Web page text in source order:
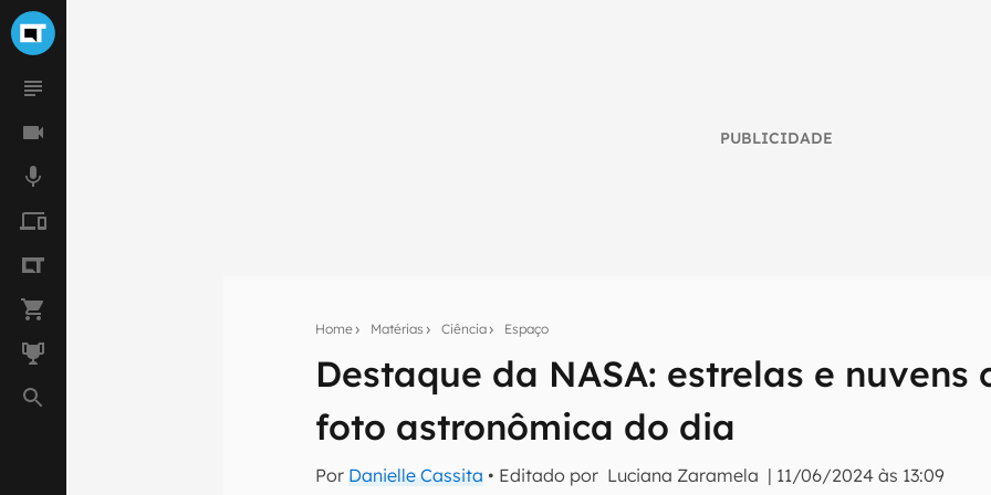
PUBLICIDADE
Home Matérias Ciência Espaço
Destaque da NASA: estrelas e nuvens
foto astronômica do dia
Por Danielle Cassita • Editado por Luciana Zaramela | 11/06/2024 às 13:09
Seu resumo inteligente do mundo tech!
Assine a newsletter do Canaltech e receba notícias e reviews sobre tecnologia
E-mail